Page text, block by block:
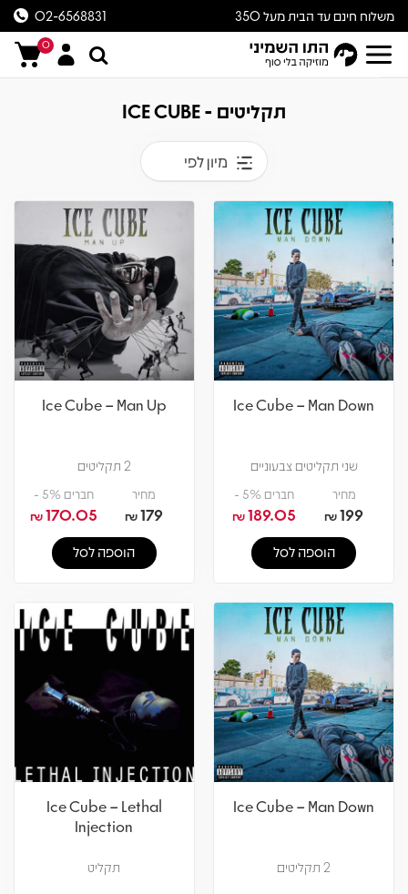
משלוח חינם עד הבית מעל 350
ש״ח
02-6568831
0
תקליטים - ICE CUBE
מיון לפי
Ice Cube – Man Down
שני תקליטים צבעוניים
מחיר
199
₪
חברים 5% -
189.05
₪
הוספה לסל
Ice Cube – Man Up
2 תקליטים
מחיר
179
₪
חברים 5% -
170.05
₪
הוספה לסל
Ice Cube – Man Down
2 תקליטים
Ice Cube – Lethal
Injection
תקליט